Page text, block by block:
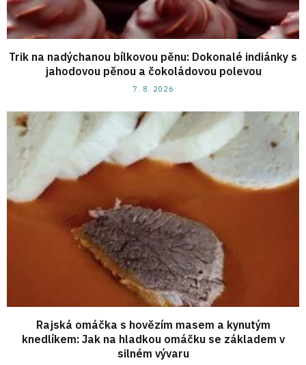
Trik na nadýchanou bílkovou pěnu: Dokonalé indiánky s
jahodovou pěnou a čokoládovou polevou
7. 8. 2026
Rajská omáčka s hovězím masem a kynutým
knedlíkem: Jak na hladkou omáčku se základem v
silném vývaru